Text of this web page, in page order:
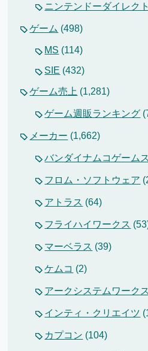
ニンテンドーダイレクト
ゲーム (498)
MS (114)
SIE (432)
ゲーム売上 (1,281)
ゲーム週販ランキング
メーカー (1,662)
バンダイナムコゲームス
フロム・ソフトウェア
アトラス (64)
フライハイワークス
マーベラス (39)
ケムコ (2)
アークシステムワークス
インティ・クリエイツ
カプコン (104)